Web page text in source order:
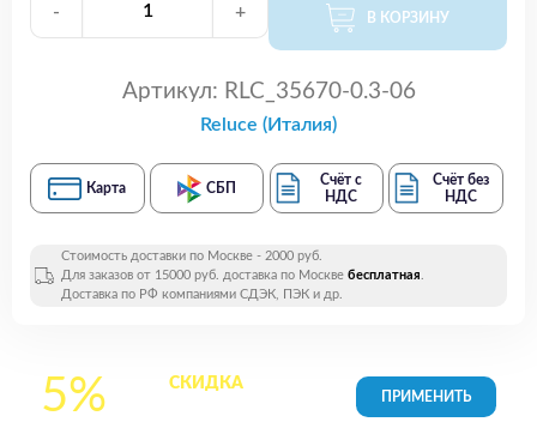
- + В КОРЗИНУ
Артикул: RLC_35670-0.3-06
Reluce (Италия)
Карта СБП
Счёт с
НДС
Счёт без
НДС
Стоимость доставки по Москве - 2000 руб.
Для заказов от 15000 руб. доставка по Москве бесплатная.
Доставка по РФ компаниями СДЭК, ПЭК и др.
5% СКИДКАна все